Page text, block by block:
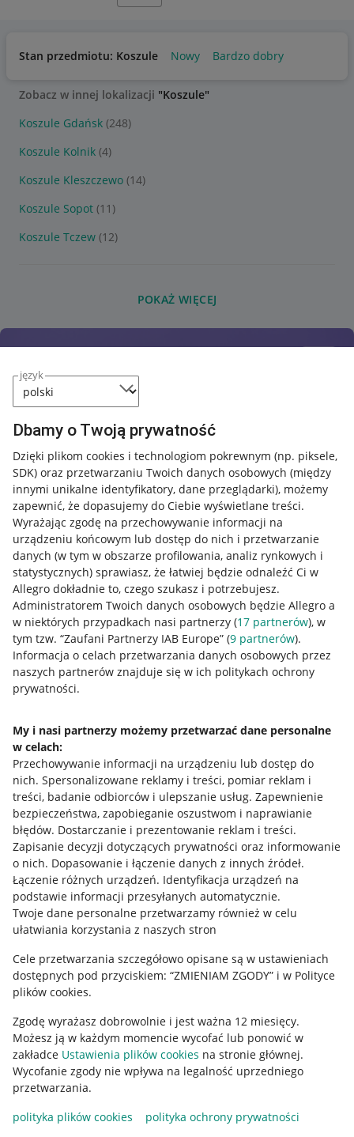
język
Dbamy o Twoją prywatność
Dzięki plikom cookies i technologiom pokrewnym (np. piksele,
SDK) oraz przetwarzaniu Twoich danych osobowych (między
innymi unikalne identyfikatory, dane przeglądarki), możemy
zapewnić, że dopasujemy do Ciebie wyświetlane treści.
Wyrażając zgodę na przechowywanie informacji na
urządzeniu końcowym lub dostęp do nich i przetwarzanie
danych (w tym w obszarze profilowania, analiz rynkowych i
statystycznych) sprawiasz, że łatwiej będzie odnaleźć Ci w
Allegro dokładnie to, czego szukasz i potrzebujesz.
Administratorem Twoich danych osobowych będzie Allegro a
w niektórych przypadkach nasi partnerzy (17 partnerów), w
tym tzw. “Zaufani Partnerzy IAB Europe” (9 partnerów).
Informacja o celach przetwarzania danych osobowych przez
naszych partnerów znajduje się w ich politykach ochrony
prywatności.
My i nasi partnerzy możemy przetwarzać dane personalne
w celach:
Przechowywanie informacji na urządzeniu lub dostęp do
nich. Spersonalizowane reklamy i treści, pomiar reklam i
treści, badanie odbiorców i ulepszanie usług. Zapewnienie
bezpieczeństwa, zapobieganie oszustwom i naprawianie
błędów. Dostarczanie i prezentowanie reklam i treści.
Zapisanie decyzji dotyczących prywatności oraz informowanie
o nich. Dopasowanie i łączenie danych z innych źródeł.
Łączenie różnych urządzeń. Identyfikacja urządzeń na
podstawie informacji przesyłanych automatycznie.
Twoje dane personalne przetwarzamy również w celu
ułatwiania korzystania z naszych stron
Cele przetwarzania szczegółowo opisane są w ustawieniach
dostępnych pod przyciskiem: “ZMIENIAM ZGODY” i w Polityce
plików cookies.
Zgodę wyrażasz dobrowolnie i jest ważna 12 miesięcy.
Możesz ją w każdym momencie wycofać lub ponowić w
zakładce Ustawienia plików cookies na stronie głównej.
Wycofanie zgody nie wpływa na legalność uprzedniego
przetwarzania.
polityka plików cookies
polityka ochrony prywatności
Stan przedmiotu: Koszule Nowy Bardzo dobry
Zobacz w innej lokalizacji "Koszule"
Koszule Gdańsk (248)
Koszule Kolnik (4)
Koszule Kleszczewo (14)
Koszule Sopot (11)
Koszule Tczew (12)
POKAŻ WIĘCEJ
Przydatne informacje
Jak to działa
Allegro Gadane dla sprzedających
Allegro Gadane dla kupujących
Mapa miejscowości
Informacje prawne
Regulamin
Polityka plików "cookies"
Ustawienia plików "cookies"
Udostępnianie lokalizacji
Informacje dla Aktu o Usługach Cyfrowych
Pobierz aplikację